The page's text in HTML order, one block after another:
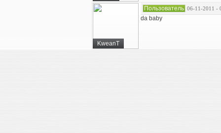
KweanT
Пользователь 06-11-2011 -
da baby